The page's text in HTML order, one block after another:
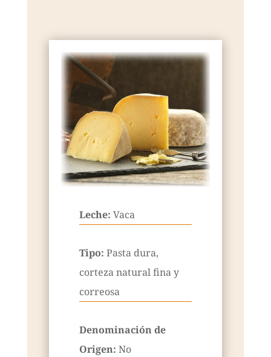
Leche: Vaca
Tipo: Pasta dura,
corteza natural fina y
correosa
Denominación de
Origen: No